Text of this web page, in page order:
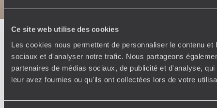
Ce site web utilise des cookies
Les cookies nous permettent de personnaliser le contenu
sociaux et d'analyser notre trafic. Nous partageons
partenaires de médias sociaux, de publicité et d'analyse,
leur avez fournies ou qu'ils ont collectées lors de votre